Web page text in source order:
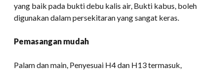
yang baik pada bukti debu kalis air, Bukti kabus, boleh
digunakan dalam persekitaran yang sangat keras.
Pemasangan mudah
Palam dan main, Penyesuai H4 dan H13 termasuk,